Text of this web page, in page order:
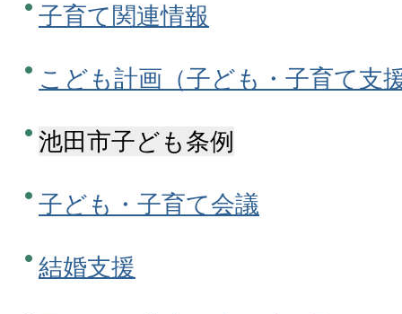
子育て関連情報
こども計画（子ども・子育て支
池田市子ども条例
子ども・子育て会議
結婚支援